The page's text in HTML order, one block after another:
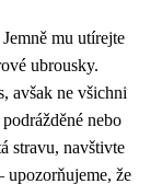
mu utírejte
ubrousky.
avšak ne všichni
nebo
stravu, navštivte
upozorňujeme, že